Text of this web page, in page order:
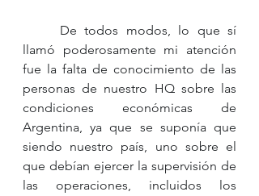
llamó poderosamente mi atención
fue la falta de conocimiento de las
personas de nuestro HQ sobre las
condiciones económicas de
Argentina, ya que se suponía que
siendo nuestro país, uno sobre el
que debían ejercer la supervisión de
las operaciones, incluidos los